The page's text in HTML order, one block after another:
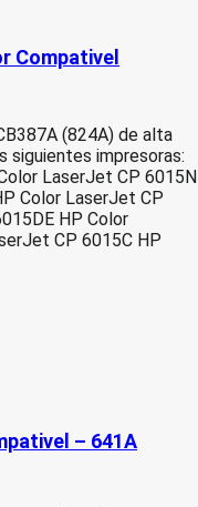
Compativel
(824A) de alta
siguientes impresoras:
LaserJet CP 6015N
Color LaserJet CP
HP Color
CP 6015C HP
– 641A